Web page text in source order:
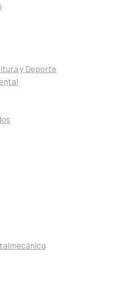
y Deporte